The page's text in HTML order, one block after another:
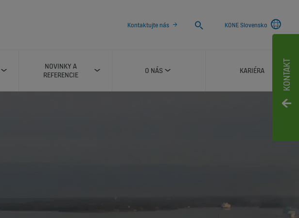
KONTAKT
Kontaktujte nás
Search
KONE Slovensko
NOVINKY A
REFERENCIE
O NÁS KARIÉRA